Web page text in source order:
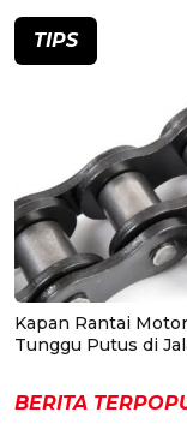
TIPS
Kapan Rantai
Tunggu Putus di
BERITA